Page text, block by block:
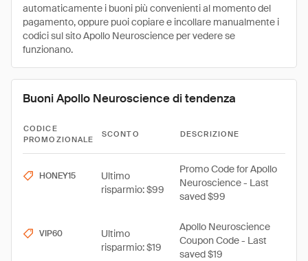
automaticamente i buoni più convenienti al momento del
pagamento, oppure puoi copiare e incollare manualmente i
codici sul sito Apollo Neuroscience per vedere se
funzionano.
Buoni Apollo Neuroscience di tendenza
CODICE
PROMOZIONALE
SCONTO DESCRIZIONE
HONEY15
Ultimo
risparmio: $99
Promo Code for Apollo
Neuroscience - Last
saved $99
VIP60
Ultimo
risparmio: $19
Apollo Neuroscience
Coupon Code - Last
saved $19